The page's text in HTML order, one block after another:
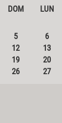
DOM LUN
5
6
12
13
19
20
26
27